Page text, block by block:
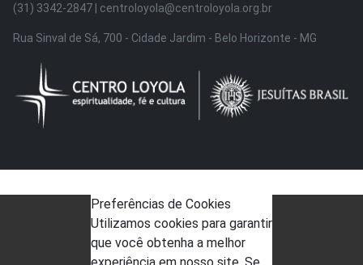
(31) 3342-2847 | centroloyola@centroloyola.org.br
Rua Sinval de Sá, 700 - Cidade Jardim - Belo Horizonte - MG
Preferências de Cookies
Utilizamos cookies para garantir
que você obtenha a melhor